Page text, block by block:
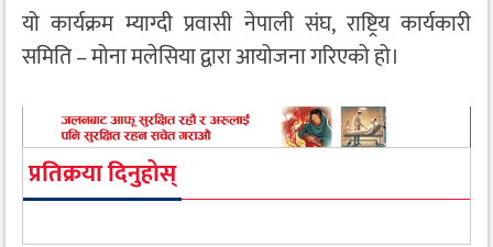
यो कार्यक्रम म्याग्दी प्रवासी नेपाली संघ, राष्ट्रिय कार्यकारी
समिति – मोना मलेसिया द्वारा आयोजना गरिएको हो।
प्रतिक्रया दिनुहोस्